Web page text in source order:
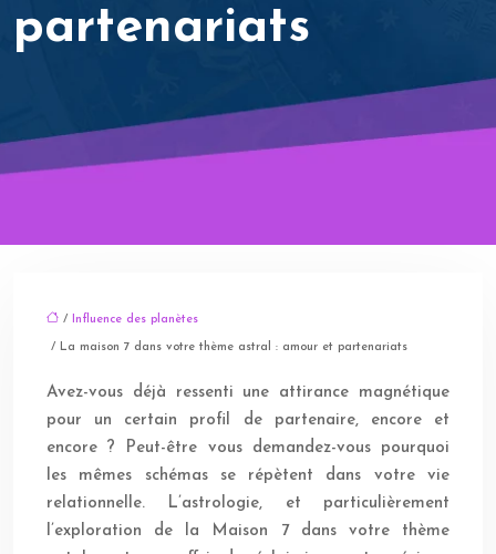
partenariats
/ Influence des planètes
/ La maison 7 dans votre thème astral : amour et partenariats
Avez-vous déjà ressenti une attirance magnétique
pour un certain profil de partenaire, encore et
encore ? Peut-être vous demandez-vous pourquoi
les mêmes schémas se répètent dans votre vie
relationnelle. L’astrologie, et particulièrement
l’exploration de la Maison 7 dans votre thème